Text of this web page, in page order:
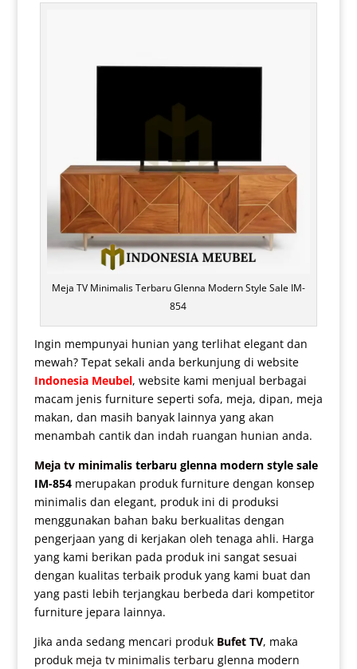
Meja TV Minimalis Terbaru Glenna Modern Style Sale IM-
854
Ingin mempunyai hunian yang terlihat elegant dan
mewah? Tepat sekali anda berkunjung di website
Indonesia Meubel, website kami menjual berbagai
macam jenis furniture seperti sofa, meja, dipan, meja
makan, dan masih banyak lainnya yang akan
menambah cantik dan indah ruangan hunian anda.
Meja tv minimalisterbaru glenna modern style sale
IM-854merupakan produk furniture dengan konsep
minimalis dan elegant, produk ini di produksi
menggunakan bahan baku berkualitas dengan
pengerjaan yang di kerjakan oleh tenaga ahli. Harga
yang kami berikan pada produk ini sangat sesuai
dengan kualitas terbaik produk yang kami buat dan
yang pasti lebih terjangkau berbeda dari kompetitor
furniture jepara lainnya.
Jika anda sedang mencari produk Bufet TV, maka
produk meja tv minimalis terbaru glenna modern